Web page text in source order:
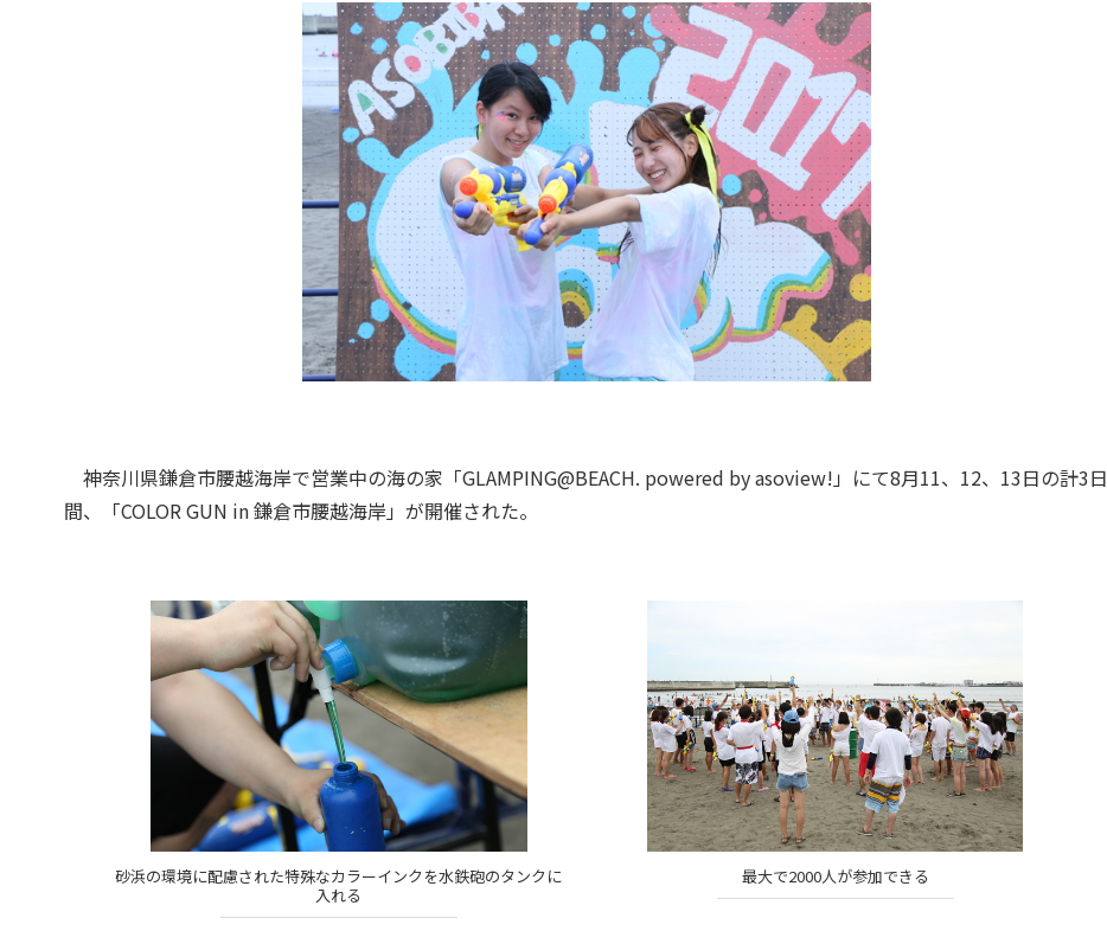
神奈川県鎌倉市腰越海岸で営業中の海の家「GLAMPING@BEACH. powered by asoview!」にて8月11、12、13日の計3日
間、「COLOR GUN in 鎌倉市腰越海岸」が開催された。
砂浜の環境に配慮された特殊なカラーインクを水鉄砲のタンクに
入れる
最大で2000人が参加できる